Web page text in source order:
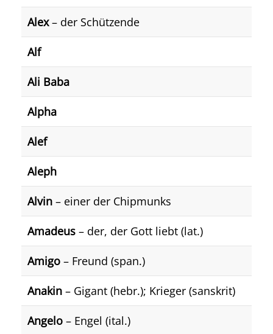
Alex– der Schützende
Alf
Ali Baba
Alpha
Alef
Aleph
Alvin – einer der Chipmunks
Amadeus – der, der Gott liebt (lat.)
Amigo – Freund (span.)
Anakin – Gigant (hebr.); Krieger (sanskrit)
Angelo – Engel (ital.)